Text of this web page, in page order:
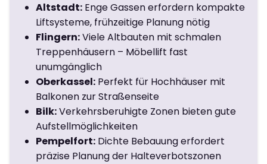
Altstadt: Enge Gassen erfordern kompakte
Liftsysteme, frühzeitige Planung nötig
Flingern:Viele Altbauten mit schmalen
Treppenhäusern – Möbellift fast
unumgänglich
Oberkassel: Perfekt für Hochhäuser mit
Balkonen zur Straßenseite
Bilk:Verkehrsberuhigte Zonen bieten gute
Aufstellmöglichkeiten
Pempelfort: Dichte Bebauung erfordert
präzise Planung der Halteverbotszonen